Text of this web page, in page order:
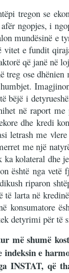
tregon se
ngopjes, i
mundësinë e
vitet e fundit
që janë në
treg ose
bëjë i
në raport
dhe kredi
letrash me
me një
ka kolateral dhe
është nga vetë
riparon
të larta në
konsumatore
detyrimi për
më shumë
e
INSTAT, që